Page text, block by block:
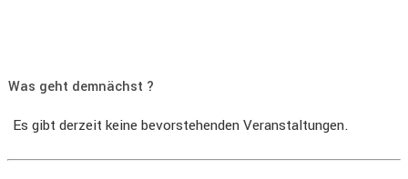
Was geht demnächst ?
Es gibt derzeit keine bevorstehenden Veranstaltungen.